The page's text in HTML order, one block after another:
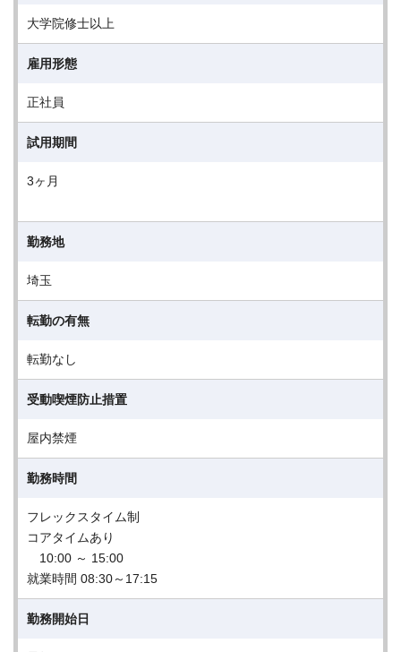
大学院修士以上
雇用形態
正社員
試用期間
3ヶ月
勤務地
埼玉
転勤の有無
転勤なし
受動喫煙防止措置
屋内禁煙
勤務時間
フレックスタイム制
コアタイムあり
10:00 ～ 15:00
就業時間 08:30～17:15
勤務開始日